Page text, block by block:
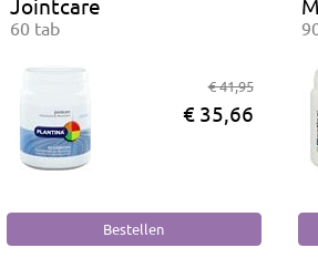
Jointcare
60 tab
€ 41,95
€ 35,66